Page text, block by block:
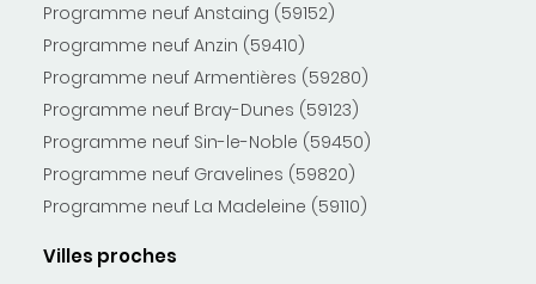
Programme neuf Anstaing (59152)
Programme neuf Anzin (59410)
Programme neuf Armentières (59280)
Programme neuf Bray-Dunes (59123)
Programme neuf Sin-le-Noble (59450)
Programme neuf Gravelines (59820)
Programme neuf La Madeleine (59110)
Villes proches